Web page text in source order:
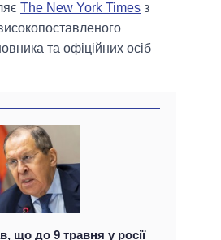
The New York Times з
та офіційних осіб
що до 9 травня у росії